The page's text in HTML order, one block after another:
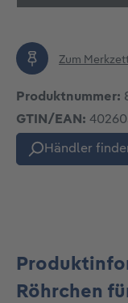
Zum
Produktnummer:
GTIN/EAN:
Händler
Röhrchen